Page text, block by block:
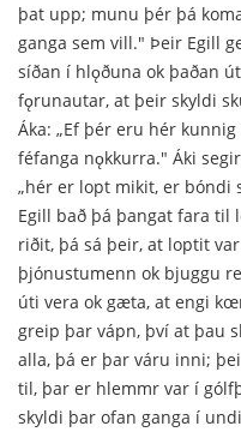
þat upp; munu þér þá
ganga sem vill." Þeir Egill
síðan í hlǫðuna ok þaðan
fǫrunautar, at þeir skyldi
Áka: „Ef þér eru hér
féfanga nǫkkurra." Áki
„hér er lopt mikit, er bóndi
Egill bað þá þangat fara til
riðit, þá sá þeir, at loptit
þjónustumenn ok bjuggu
úti vera ok gæta, at engi
greip þar vápn, því at þau
alla, þá er þar váru inni;
til, þar er hlemmr var í
skyldi þar ofan ganga í